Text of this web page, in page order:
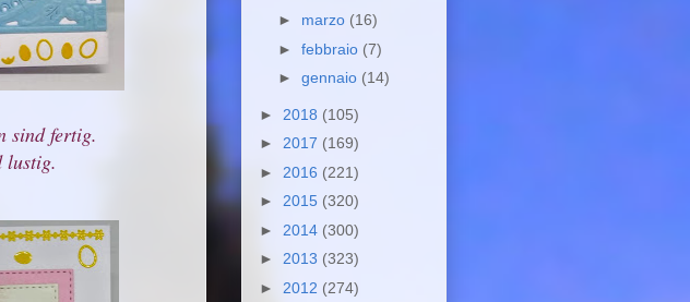
sind fertig.
lustig.
► marzo (16)
► febbraio (7)
► gennaio (14)
► 2018 (105)
► 2017 (169)
► 2016 (221)
► 2015 (320)
► 2014 (300)
► 2013 (323)
► 2012 (274)